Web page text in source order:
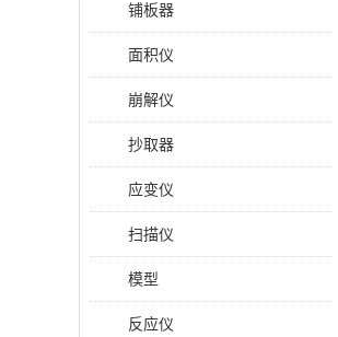
铺板器
面积仪
崩解仪
抄取器
应变仪
扫描仪
模型
反应仪